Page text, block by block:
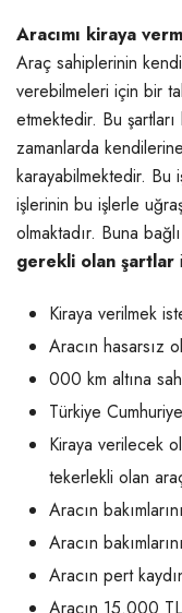
Aracımı kiraya
Araç sahiplerinin
verebilmeleri için bir
etmektedir. Bu
zamanlarda
karayabilmektedir. Bu
işlerinin bu işlerle
olmaktadır. Buna
gerekli olan şartlar
Kiraya verilmek
Aracın hasarsız
000 km altına
Türkiye
Kiraya verilecek
tekerlekli olan
Aracın
Aracın
Aracın pert